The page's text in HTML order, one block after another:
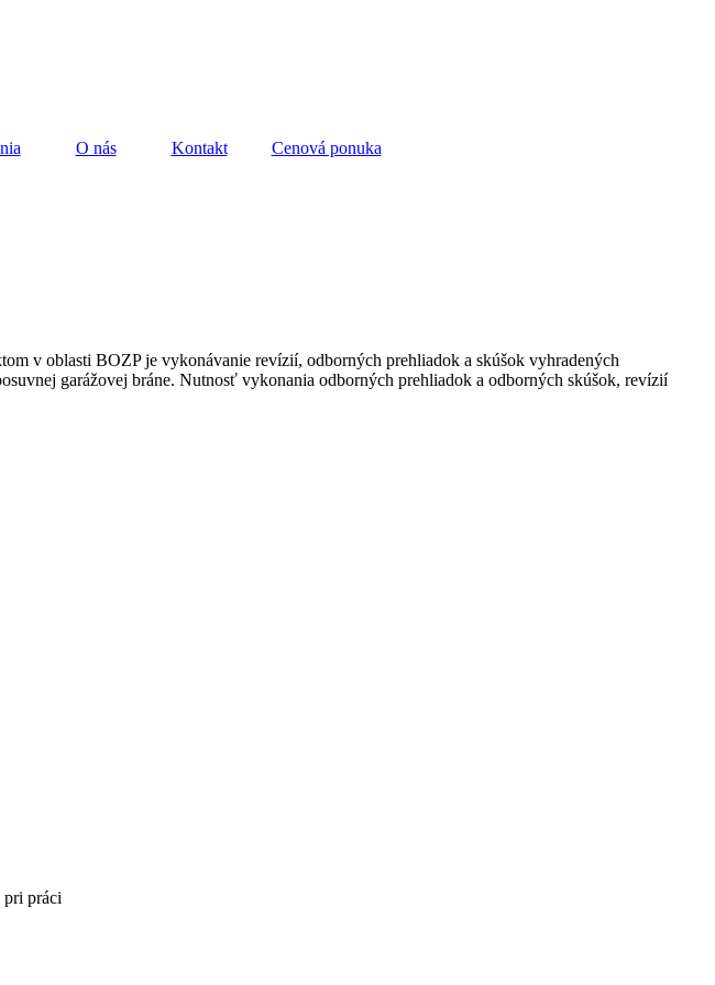
O nás Kontakt Cenová ponuka
v oblasti BOZP je vykonávanie revízií, odborných prehliadok a skúšok vyhradených
garážovej bráne. Nutnosť vykonania odborných prehliadok a odborných skúšok, revízií
práci